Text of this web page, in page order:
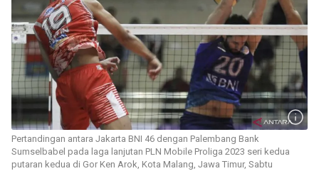
Pertandingan antara Jakarta BNI 46 dengan Palembang Bank
Sumselbabel pada laga lanjutan PLN Mobile Proliga 2023 seri kedua
putaran kedua di Gor Ken Arok, Kota Malang, Jawa Timur, Sabtu